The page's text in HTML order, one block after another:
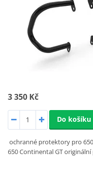
3 350 Kč
Do košíku
ochranné protektory pro
650 Continental GT